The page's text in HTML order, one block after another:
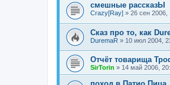
смешные рассказЫ
Crazy[Ray] » 26 сен 2006,
Сказ про то, как
DuremaR » 10 июл 2004,
Отчёт товарища
SirTorin » 14 май 2006,